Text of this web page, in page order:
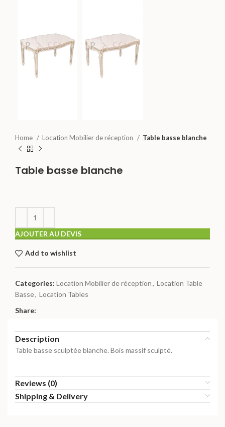
Home Location Mobilier de réception Table basse blanche
Table basse blanche
AJOUTER AU DEVIS
Add to wishlist
Categories: Location Mobilier de réception, Location Table
Basse, Location Tables
Share:
Description
Table basse sculptée blanche. Bois massif sculpté.
Reviews (0)
Shipping & Delivery